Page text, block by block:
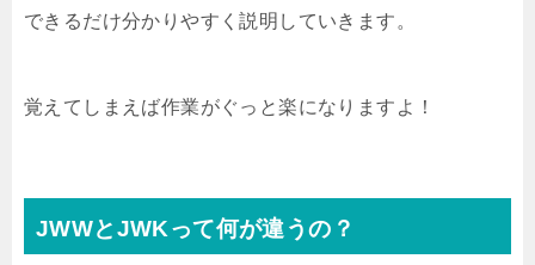
できるだけ分かりやすく説明していきます。
覚えてしまえば作業がぐっと楽になりますよ！
JWWとJWKって何が違うの？